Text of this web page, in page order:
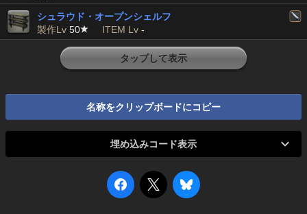
シュラウド・オープンシェルフ
製作Lv 50 ITEM Lv -
タップして表示
名称をクリップボードにコピー
埋め込みコード表示